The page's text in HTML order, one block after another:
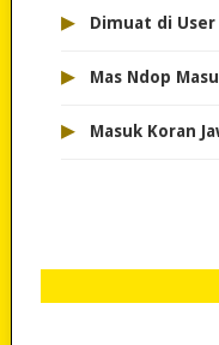
▸ Dimuat di
▸ Mas Ndop
▸ Masuk Koran